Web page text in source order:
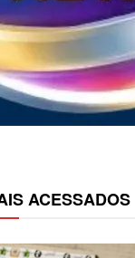
ACESSADOS